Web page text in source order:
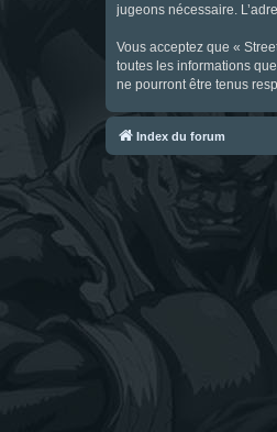
jugeons nécessaire.
Vous acceptez que «
toutes les informations
ne pourront être tenus
Index du forum